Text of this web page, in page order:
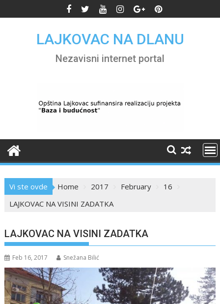
to
LAJKOVAC NA DLANU
Nezavisni internet portal
Vi ste ovde Home 2017 February
16
LAJKOVAC NA VISINI ZADATKA
LAJKOVAC NA VISINI ZADATKA
Feb 16, 2017 Snežana Bilić